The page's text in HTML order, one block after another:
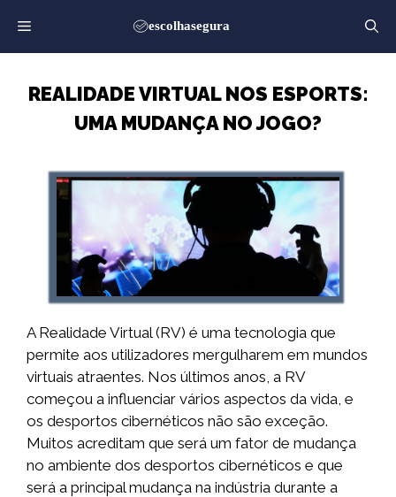
para
o
REALIDADE VIRTUAL NOS ESPORTS:
UMA MUDANÇA NO JOGO?
A Realidade Virtual (RV) é uma tecnologia que
permite aos utilizadores mergulharem em mundos
virtuais atraentes. Nos últimos anos, a RV
começou a influenciar vários aspectos da vida, e
os desportos cibernéticos não são exceção.
Muitos acreditam que será um fator de mudança
no ambiente dos desportos cibernéticos e que
será a principal mudança na indústria durante a